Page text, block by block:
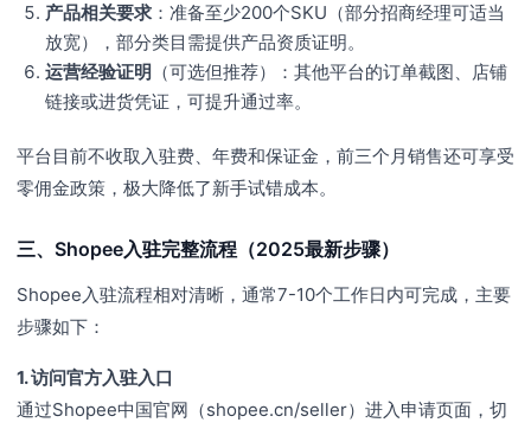
产品相关要求 ：准备至少200个SKU（部分招商经理可适当
放宽），部分类目需提供产品资质证明。
运营经验证明 （可选但推荐）：其他平台的订单截图、店铺
链接或进货凭证，可提升通过率。
平台目前不收取入驻费、年费和保证金，前三个月销售还可享受
零佣金政策，极大降低了新手试错成本。
三、Shopee入驻完整流程（2025最新步骤）
Shopee入驻流程相对清晰，通常7-10个工作日内可完成，主要
步骤如下：
1. 访问官方入驻入口
通过Shopee中国官网（shopee.cn/seller）进入申请页面，切